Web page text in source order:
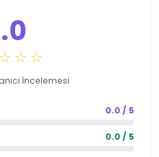
☆ ☆
İncelemesi
0.0 / 5
0.0 / 5